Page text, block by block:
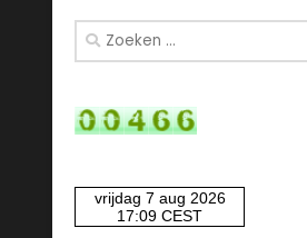
Zoeken
naar: